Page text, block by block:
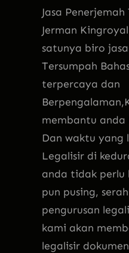
Jasa
Jerman
satunya biro
Tersumpah
terpercaya dan
membantu
Dan waktu yang
Legalisir di
anda tidak perlu
pun pusing,
pengurusan
kami akan
legalisir